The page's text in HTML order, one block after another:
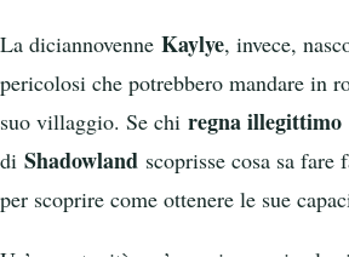
La diciannovenne Kaylye, invece,
pericolosi che potrebbero mandare in
suo villaggio. Se chi regna illegittimo
di Shadowland scoprisse cosa sa fare
per scoprire come ottenere le sue